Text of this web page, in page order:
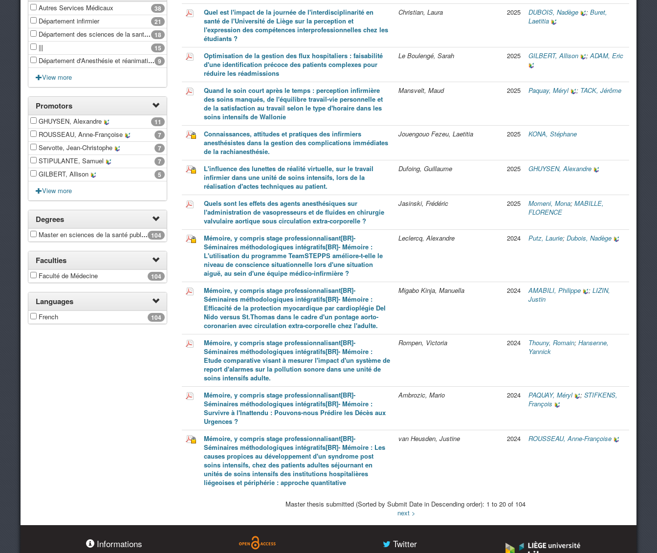
Quel est l'impact de la journée de l'interdisciplinarité en
santé de l'Université de Liège sur la perception et
l'expression des compétences interprofessionnelles chez les
étudiants ?
Christian, Laura 2025 DUBOIS, Nadège ; Buret,
Laetitia
Optimisation de la gestion des flux hospitaliers : faisabilité
d'une identification précoce des patients complexes pour
réduire les réadmissions
Le Boulengé, Sarah 2025 GILBERT, Allison ;ADAM, Eric
Quand le soin court après le temps : perception infirmière
des soins manqués, de l'équilibre travail-vie personnelle et
de la satisfaction au travail selon le type d'horaire dans les
soins intensifs de Wallonie
Mansvelt, Maud 2025 Paquay, Méryl ; TACK, Jérôme
Connaissances, attitudes et pratiques des infirmiers
anesthésistes dans la gestion des complications immédiates
de la rachianesthésie.
Jouengouo Fezeu, Laetitia 2025 KONA, Stéphane
L'influence des lunettes de réalité virtuelle, sur le travail
infirmier dans une unité de soins intensifs, lors de la
réalisation d'actes techniques au patient.
Dufoing, Guillaume 2025 GHUYSEN, Alexandre
Quels sont les effets des agents anesthésiques sur
l'administration de vasopresseurs et de fluides en chirurgie
valvulaire aortique sous circulation extra-corporelle ?
Jasinski, Frédéric 2025 Momeni, Mona; MABILLE,
FLORENCE
Mémoire, y compris stage professionnalisant[BR]-
Séminaires méthodologiques intégratifs[BR]- Mémoire :
L'utilisation du programme TeamSTEPPS améliore-t-elle le
niveau de conscience situationnelle lors d'une situation
aiguë, au sein d'une équipe médico-infirmière ?
Leclercq, Alexandre 2024 Putz, Laurie; Dubois, Nadège
Mémoire, y compris stage professionnalisant[BR]-
Séminaires méthodologiques intégratifs[BR]- Mémoire :
Efficacité de la protection myocardique par cardioplégie Del
Nido versus St.Thomas dans le cadre d'un pontage aorto-
coronarien avec circulation extra-corporelle chez l'adulte.
Migabo Kinja, Manuella 2024 AMABILI, Philippe ; LIZIN,
Justin
Mémoire, y compris stage professionnalisant[BR]-
Séminaires méthodologiques intégratifs[BR]- Mémoire :
Etude comparative visant à mesurer l'impact d'un système de
report d'alarmes sur la pollution sonore dans une unité de
soins intensifs adulte.
Rompen, Victoria 2024 Thouny, Romain; Hansenne,
Yannick
Mémoire, y compris stage professionnalisant[BR]-
Séminaires méthodologiques intégratifs[BR]- Mémoire :
Survivre à l'Inattendu : Pouvons-nous Prédire les Décès aux
Urgences ?
Ambrozic, Mario 2024 PAQUAY, Méryl ; STIFKENS,
François
Mémoire, y compris stage professionnalisant[BR]-
Séminaires méthodologiques intégratifs[BR]- Mémoire : Les
causes propices au développement d'un syndrome post
soins intensifs, chez des patients adultes séjournant en
unités de soins intensifs des institutions hospitalières
liégeoises et périphérie : approche quantitative
van Heusden, Justine 2024 ROUSSEAU, Anne-Françoise
Master thesis submitted (Sorted by Submit Date in Descending order): 1 to 20 of 104
next >
38
Autres Services Médicaux
21
Département infirmier
18
Département des sciences de la santé publique
15
|||
9
Département d'Anesthésie et réanimation
View more
Promotors
11
GHUYSEN, Alexandre
7
ROUSSEAU, Anne-Françoise
7
Servotte, Jean-Christophe
7
STIPULANTE, Samuel
5
GILBERT, Allison
View more
Degrees
104
Master en sciences de la santé publique, à finalité spécialisée patient critique
Faculties
104
Faculté de Médecine
Languages
104
French
Informations Twitter